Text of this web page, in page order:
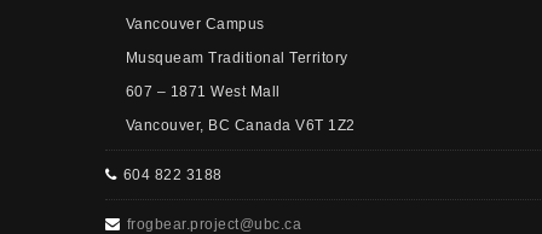
Vancouver Campus
Musqueam Traditional Territory
607 – 1871 West Mall
Vancouver, BC Canada V6T 1Z2
604 822 3188
frogbear.project@ubc.ca